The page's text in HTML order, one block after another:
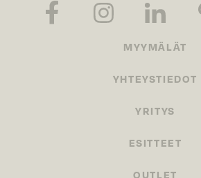
MYYMÄLÄT
YHTEYSTIEDOT
YRITYS
ESITTEET
OUTLET